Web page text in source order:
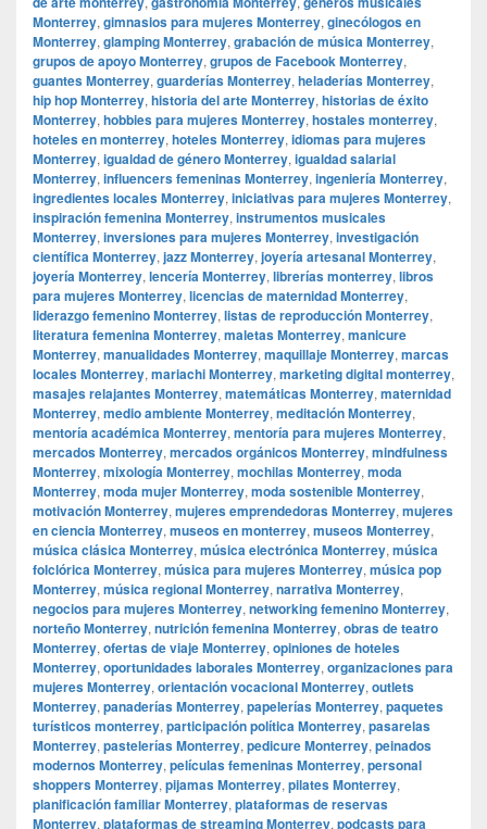
Monterrey, gimnasios para mujeres Monterrey, ginecólogos en
Monterrey, glamping Monterrey, grabación de música Monterrey,
grupos de apoyo Monterrey, grupos de Facebook Monterrey,
guantes Monterrey, guarderías Monterrey, heladerías Monterrey,
hip hop Monterrey, historia del arte Monterrey, historias de éxito
Monterrey, hobbies para mujeres Monterrey, hostales monterrey,
hoteles en monterrey, hoteles Monterrey, idiomas para mujeres
Monterrey, igualdad de género Monterrey, igualdad salarial
Monterrey, influencers femeninas Monterrey, ingeniería Monterrey,
ingredientes locales Monterrey, iniciativas para mujeres Monterrey,
inspiración femenina Monterrey, instrumentos musicales
Monterrey, inversiones para mujeres Monterrey, investigación
científica Monterrey, jazz Monterrey, joyería artesanal Monterrey,
joyería Monterrey, lencería Monterrey, librerías monterrey, libros
para mujeres Monterrey, licencias de maternidad Monterrey,
liderazgo femenino Monterrey, listas de reproducción Monterrey,
literatura femenina Monterrey, maletas Monterrey, manicure
Monterrey, manualidades Monterrey, maquillaje Monterrey, marcas
locales Monterrey, mariachi Monterrey, marketing digital monterrey,
masajes relajantes Monterrey, matemáticas Monterrey, maternidad
Monterrey, medio ambiente Monterrey, meditación Monterrey,
mentoría académica Monterrey, mentoría para mujeres Monterrey,
mercados Monterrey, mercados orgánicos Monterrey, mindfulness
Monterrey, mixología Monterrey, mochilas Monterrey, moda
Monterrey, moda mujer Monterrey, moda sostenible Monterrey,
motivación Monterrey, mujeres emprendedoras Monterrey, mujeres
en ciencia Monterrey, museos en monterrey, museos Monterrey,
música clásica Monterrey, música electrónica Monterrey, música
folclórica Monterrey, música para mujeres Monterrey, música pop
Monterrey, música regional Monterrey, narrativa Monterrey,
negocios para mujeres Monterrey, networking femenino Monterrey,
norteño Monterrey, nutrición femenina Monterrey, obras de teatro
Monterrey, ofertas de viaje Monterrey, opiniones de hoteles
Monterrey, oportunidades laborales Monterrey, organizaciones para
mujeres Monterrey, orientación vocacional Monterrey, outlets
Monterrey, panaderías Monterrey, papelerías Monterrey, paquetes
turísticos monterrey, participación política Monterrey, pasarelas
Monterrey, pastelerías Monterrey, pedicure Monterrey, peinados
modernos Monterrey, películas femeninas Monterrey, personal
shoppers Monterrey, pijamas Monterrey, pilates Monterrey,
planificación familiar Monterrey, plataformas de reservas
Monterrey, plataformas de streaming Monterrey, podcasts para